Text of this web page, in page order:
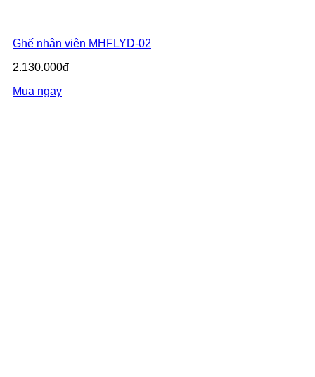
Ghế nhân viên MHFLYD-02
2.130.000đ
Mua ngay